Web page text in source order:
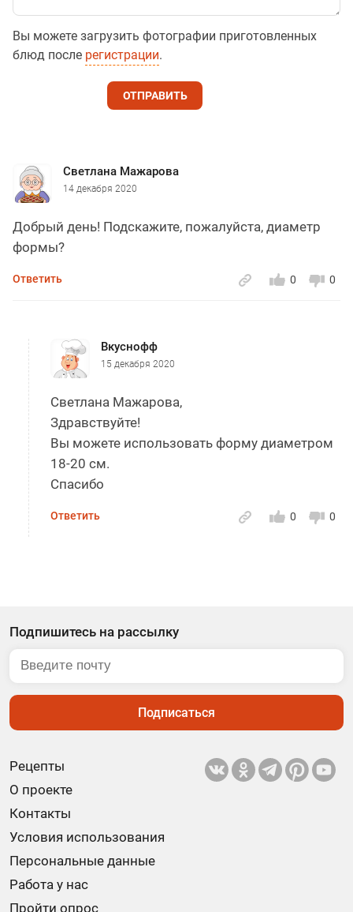
Вы можете загрузить фотографии приготовленных
блюд после регистрации.
ОТПРАВИТЬ
Светлана Мажарова
14 декабря 2020
Добрый день! Подскажите, пожалуйста, диаметр
формы?
0
0
Ответить
Вкуснофф
15 декабря 2020
Светлана Мажарова,
Здравствуйте!
Вы можете использовать форму диаметром
18-20 см.
Спасибо
0
0
Ответить
Рецепты
О проекте
Контакты
Условия использования
Персональные данные
Работа у нас
Пройти опрос
Подпишитесь на рассылку
Подписаться